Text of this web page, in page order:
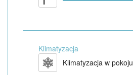
Klimatyzacja
Klimatyzacja w pokoju